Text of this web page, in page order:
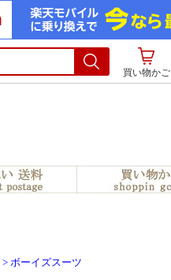
買い物かご
> ボーイズスーツ